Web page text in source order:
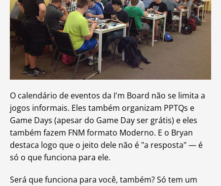
O calendário de eventos da I'm Board não se limita a
jogos informais. Eles também organizam PPTQs e
Game Days (apesar do Game Day ser grátis) e eles
também fazem FNM formato Moderno. E o Bryan
destaca logo que o jeito dele não é "a resposta" — é
só o que funciona para ele.
Será que funciona para você, também? Só tem um